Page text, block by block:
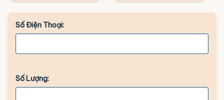
Số Điện Thoại:
Số Lượng: